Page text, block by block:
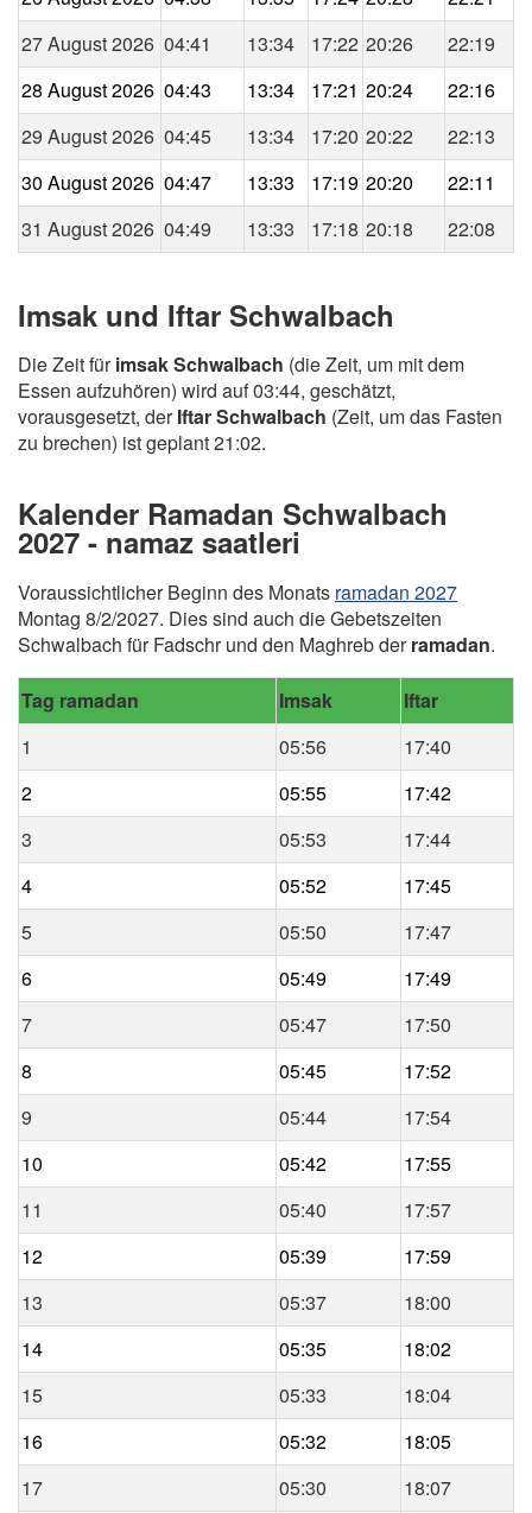
27 August 2026 04:41 13:34 17:22 20:26
22:19
28 August 2026 04:43 13:34 17:21 20:24
22:16
29 August 2026 04:45 13:34 17:20 20:22
22:13
30 August 2026 04:47 13:33 17:19 20:20
22:11
31 August 2026 04:49 13:33 17:18 20:18 22:08
Imsak und Iftar Schwalbach
Die Zeit fürimsak Schwalbach (die Zeit, um mit dem
Essen aufzuhören) wird auf 03:44, geschätzt,
vorausgesetzt, derIftar Schwalbach (Zeit, um das Fasten
zu brechen) ist geplant 21:02.
Kalender Ramadan Schwalbach
2027 - namaz saatleri
Voraussichtlicher Beginn des Monats ramadan 2027
Montag 8/2/2027. Dies sind auch die Gebetszeiten
Schwalbach für Fadschr und den Maghreb derramadan.
Tag ramadan Imsak
Iftar
1
05:56
17:40
2
05:55
17:42
3
05:53
17:44
4
05:52
17:45
5
05:50
17:47
6
05:49
17:49
7
05:47
17:50
8
05:45
17:52
9
05:44
17:54
10
05:42
17:55
11
05:40
17:57
12
05:39
17:59
13
05:37
18:00
14
05:35
18:02
15
05:33
18:04
16
05:32
18:05
17
05:30
18:07